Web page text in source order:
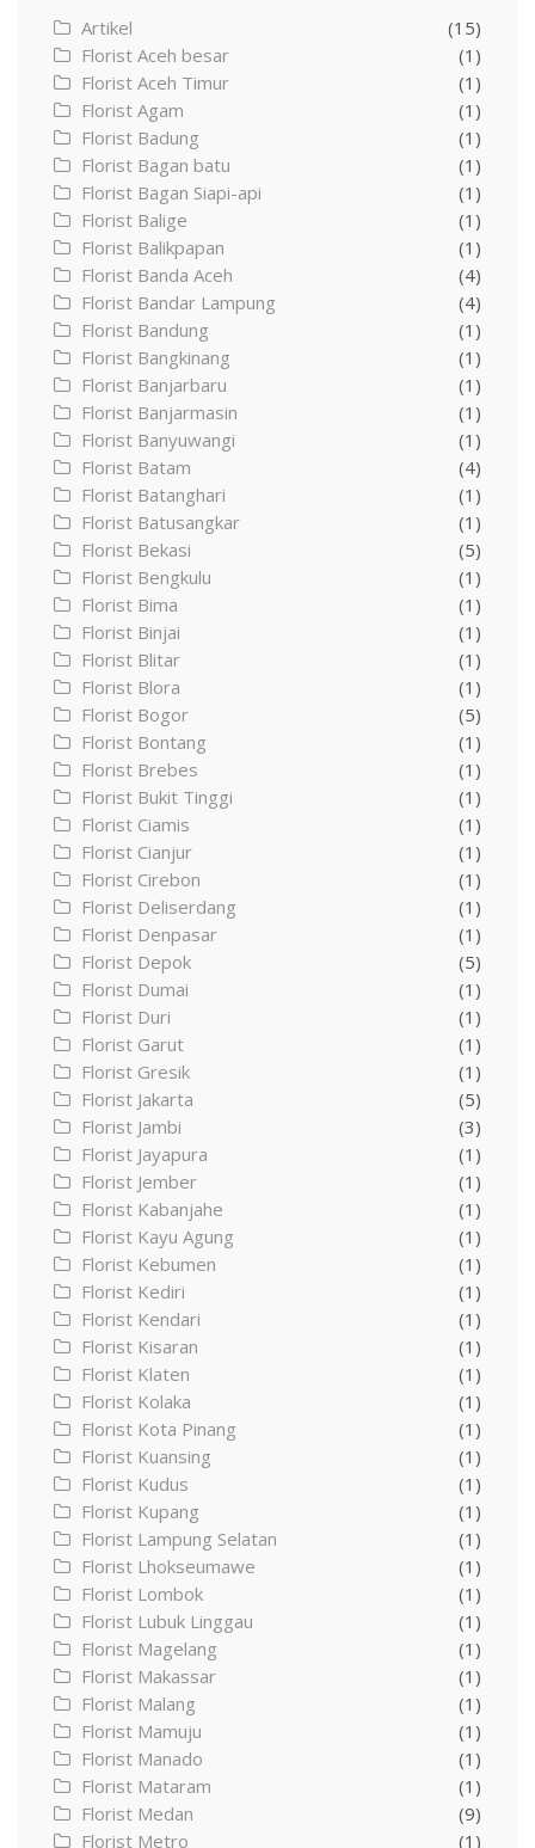
Artikel
(15)
Florist Aceh besar
(1)
Florist Aceh Timur
(1)
Florist Agam
(1)
Florist Badung
(1)
Florist Bagan batu
(1)
Florist Bagan Siapi-api
(1)
Florist Balige
(1)
Florist Balikpapan
(1)
Florist Banda Aceh
(4)
Florist Bandar Lampung
(4)
Florist Bandung
(1)
Florist Bangkinang
(1)
Florist Banjarbaru
(1)
Florist Banjarmasin
(1)
Florist Banyuwangi
(1)
Florist Batam
(4)
Florist Batanghari
(1)
Florist Batusangkar
(1)
Florist Bekasi
(5)
Florist Bengkulu
(1)
Florist Bima
(1)
Florist Binjai
(1)
Florist Blitar
(1)
Florist Blora
(1)
Florist Bogor
(5)
Florist Bontang
(1)
Florist Brebes
(1)
Florist Bukit Tinggi
(1)
Florist Ciamis
(1)
Florist Cianjur
(1)
Florist Cirebon
(1)
Florist Deliserdang
(1)
Florist Denpasar
(1)
Florist Depok
(5)
Florist Dumai
(1)
Florist Duri
(1)
Florist Garut
(1)
Florist Gresik
(1)
Florist Jakarta
(5)
Florist Jambi
(3)
Florist Jayapura
(1)
Florist Jember
(1)
Florist Kabanjahe
(1)
Florist Kayu Agung
(1)
Florist Kebumen
(1)
Florist Kediri
(1)
Florist Kendari
(1)
Florist Kisaran
(1)
Florist Klaten
(1)
Florist Kolaka
(1)
Florist Kota Pinang
(1)
Florist Kuansing
(1)
Florist Kudus
(1)
Florist Kupang
(1)
Florist Lampung Selatan
(1)
Florist Lhokseumawe
(1)
Florist Lombok
(1)
Florist Lubuk Linggau
(1)
Florist Magelang
(1)
Florist Makassar
(1)
Florist Malang
(1)
Florist Mamuju
(1)
Florist Manado
(1)
Florist Mataram
(1)
Florist Medan
(9)
Florist Metro
(1)